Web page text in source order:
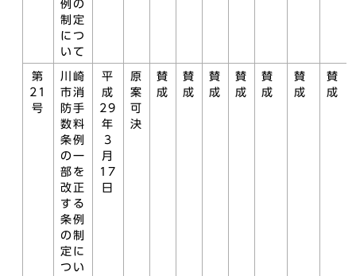
例の
制定
につ
いて
第
21
号
川崎
市消
防手
数料
条例
の一
部を
改正
する
条例
の制
定に
つい
平
成
29
年
3
月
17
日
原
案
可
決
賛
成
賛
成
賛
成
賛
成
賛
成
賛
成
賛
成